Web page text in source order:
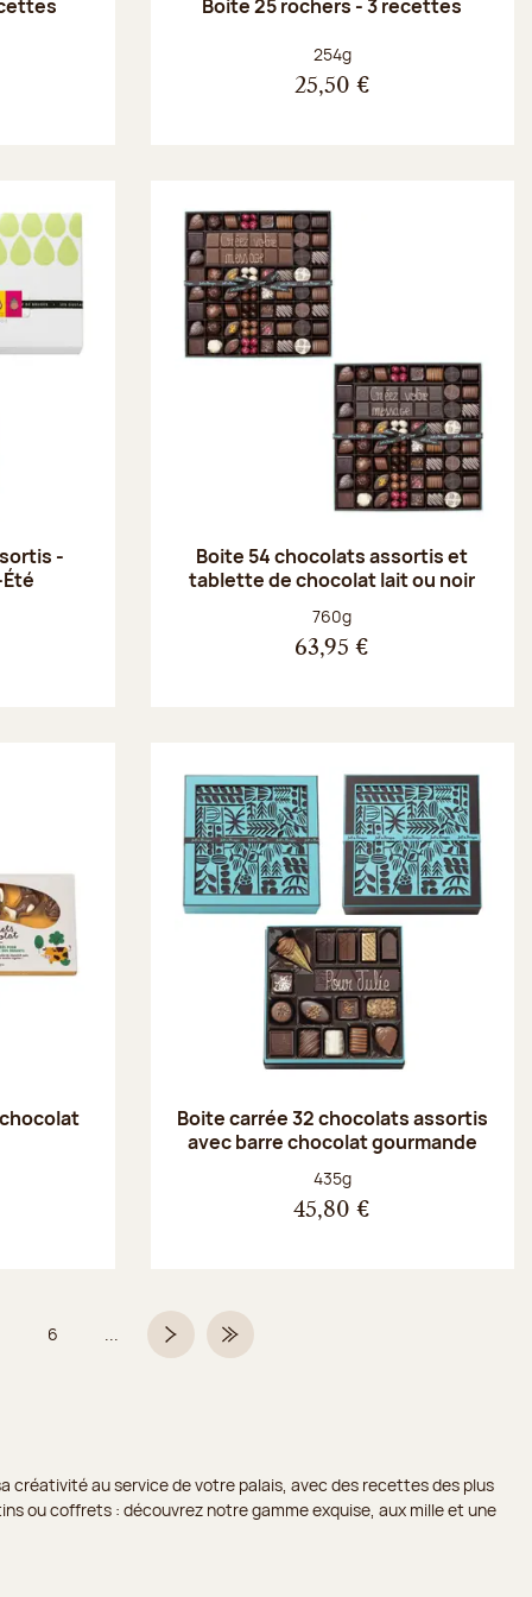
Boite 25 rochers - 3 recettes
Poids net :
254g
25,50 €
-
Boite 54 chocolats assortis et
tablette de chocolat lait ou noir
Poids net :
760g
63,95 €
Boite carrée 32 chocolats assortis
avec barre chocolat gourmande
Poids net :
435g
45,80 €
Page
6 ... Page suivanteDernière page
créativité au service de votre palais, avec des recettes des plus
ou coffrets : découvrez notre gamme exquise, aux mille et une